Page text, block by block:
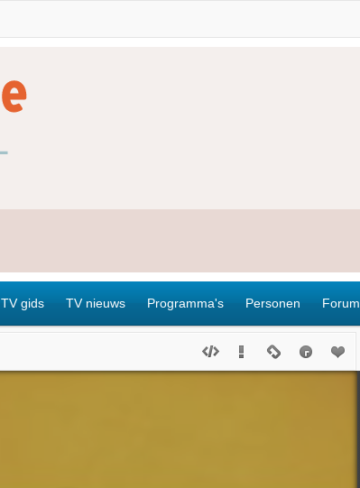
TV gids TV nieuws Programma's Personen Forum